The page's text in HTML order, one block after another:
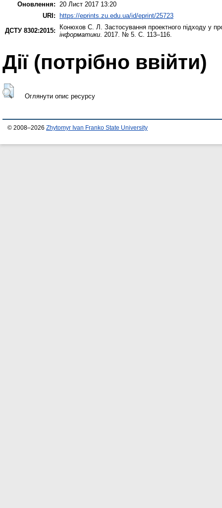
Оновлення: 20 Лист 2017 13:20
URI:
https://eprints.zu.edu.ua/id/eprint/25723
ДСТУ 8302:2015:
Конюхов С. Л. Застосування проектного підходу у
інформатики. 2017. № 5. С. 113–116.
Дії ​​(потрібно ввійти)
Оглянути опис ресурсу
© 2008–2026 Zhytomyr Ivan Franko State University